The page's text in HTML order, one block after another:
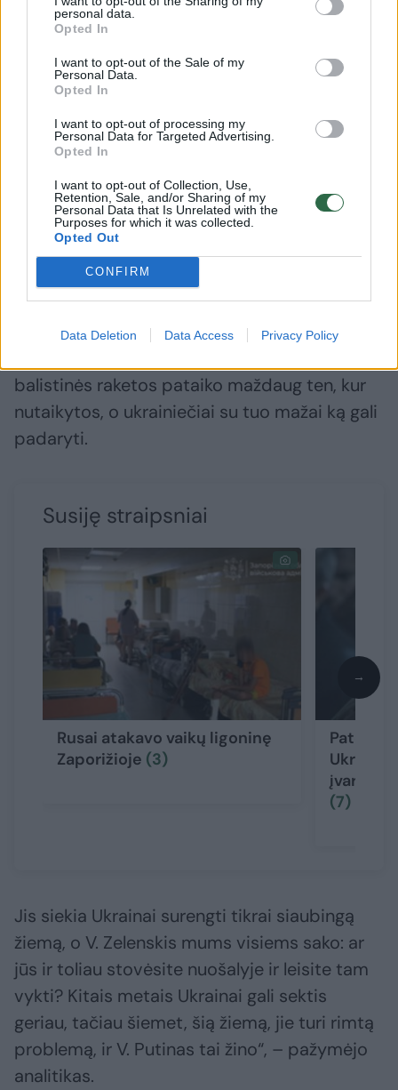
personal data.
Opted In
I want to opt-out of the Sale of my
Personal Data.
Opted In
I want to opt-out of processing my
Personal Data for Targeted Advertising.
Opted In
I want to opt-out of Collection, Use,
Retention, Sale, and/or Sharing of my
Personal Data that Is Unrelated with the
Purposes for which it was collected.
Opted Out
CONFIRM
Data Deletion Data Access Privacy Policy
„Šios atakos, be abejo, tęsis tol, kol rusai
galės jas tęsti, nes rusai žino tą patį, ką mums
visiems aiškiai paaiškino Volodymyras
šaudmenų, gebančių numušti balistines
raketas“, – pabrėžė M. Clarke'as.
Ekspertas pridūrė, kad rusai naudoja ne tik
turimas savo balistines raketas, bet ir iš
Šiaurės Korėjos gautas KN-23 tipo balistines
raketas.
balistinės raketos pataiko maždaug ten, kur
nutaikytos, o ukrainiečiai su tuo mažai ką gali
padaryti.
Susiję straipsniai
Rusai atakavo vaikų ligoninę
Zaporižioje (3)
Pateikė
įvardijo
(7)
→
Jis siekia Ukrainai surengti tikrai siaubingą
žiemą, o V. Zelenskis mums visiems sako: ar
jūs ir toliau stovėsite nuošalyje ir leisite tam
vykti? Kitais metais Ukrainai gali sektis
geriau, tačiau šiemet, šią žiemą, jie turi rimtą
problemą, ir V. Putinas tai žino“, – pažymėjo
analitikas.